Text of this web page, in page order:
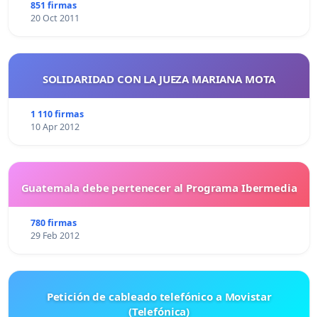
851 firmas
20 Oct 2011
SOLIDARIDAD CON LA JUEZA MARIANA MOTA
1 110 firmas
10 Apr 2012
Guatemala debe pertenecer al Programa Ibermedia
780 firmas
29 Feb 2012
Petición de cableado telefónico a Movistar
(Telefónica)